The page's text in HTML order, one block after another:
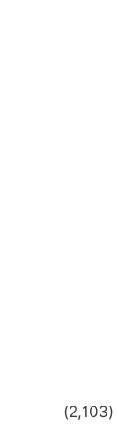
(2,103)